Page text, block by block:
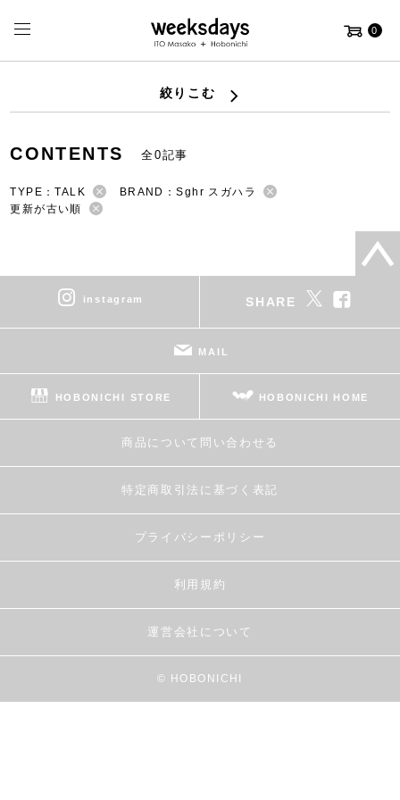
0
絞りこむ
CONTENTS 全0記事
TYPE：TALK
BRAND：Sghr スガハラ
更新が古い順
instagram SHARE
MAIL
HOBONICHI STORE HOBONICHI HOME
商品について問い合わせる
特定商取引法に基づく表記
プライバシーポリシー
利用規約
運営会社について
© HOBONICHI